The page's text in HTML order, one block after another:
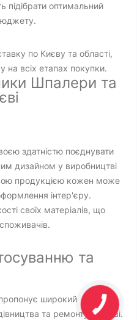
підібрати оптимальний
по Києву та області,
на всіх етапах покупки.
Шпалери та
здатністю поєднувати
дизайном у виробництві
продукцією кожен може
інтер'єру.
своїх матеріалів, що
та
широкий
та ремонту в Києві.